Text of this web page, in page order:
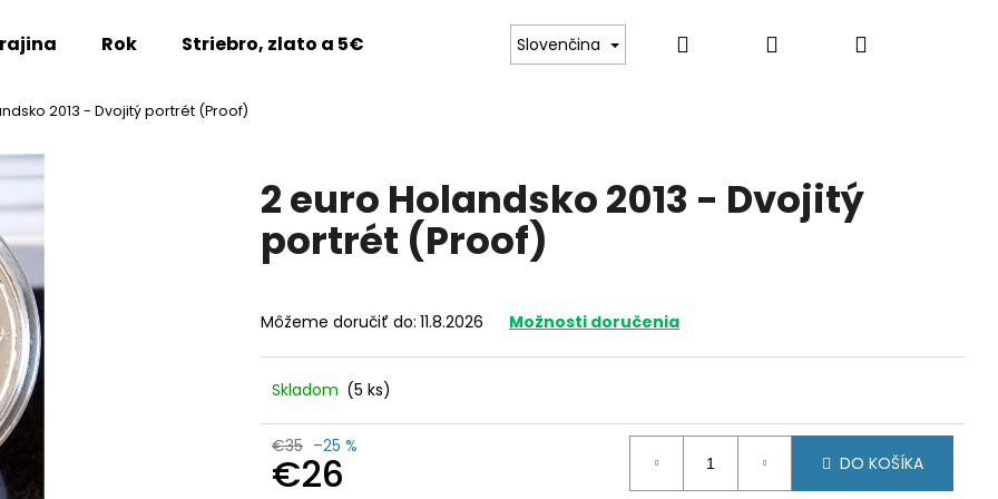
Rok Striebro, zlato a 5€ Vzácne mince Darčekové poukazy Kontakt
Slovenčina Hľadať PrihlásenieNákupný
2013 - Dvojitý portrét (Proof)
2 euro Holandsko 2013 - Dvojitý
portrét (Proof)
Môžeme doručiť do: 11.8.2026 Možnosti doručenia
Skladom (5 ks)
€35 –25 %
€26 DO KOŠÍKA
Čo potrebujete nájsť?
HĽADAŤ
EURO FRANCÚZSKO 2026 -